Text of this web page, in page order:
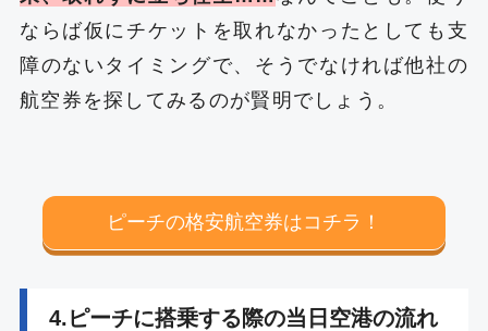
ならば仮にチケットを取れなかったとしても支
障のないタイミングで、そうでなければ他社の
航空券を探してみるのが賢明でしょう。
ピーチの格安航空券はコチラ！
4.ピーチに搭乗する際の当日空港の流れ